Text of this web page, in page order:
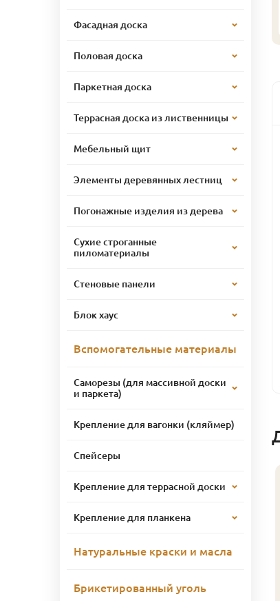
Фасадная доска
Половая доска
Паркетная доска
Террасная доска из лиственницы
Мебельный щит
Элементы деревянных лестниц
Погонажные изделия из дерева
Сухие строганные
пиломатериалы
Стеновые панели
Блок хаус
Вспомогательные материалы
Саморезы (для массивной доски
и паркета)
Крепление для вагонки (кляймер)
Спейсеры
Крепление для террасной доски
Крепление для планкена
Натуральные краски и масла
Брикетированный уголь